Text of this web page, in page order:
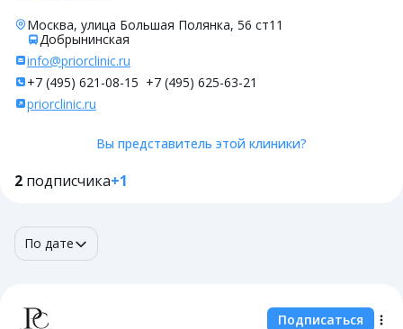
Москва, улица Большая Полянка, 56 ст11
Добрынинская
info@priorclinic.ru
+7 (495) 621-08-15 +7 (495) 625-63-21
priorclinic.ru
Вы представитель этой клиники?
2 подписчика+1
По дате
Подписаться